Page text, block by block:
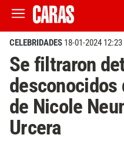
CELEBRIDADES 18-01-2024 12:23
Se filtraron
de Nicole
Urcera